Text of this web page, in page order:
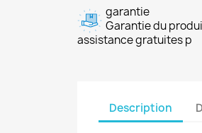
garantie
Garantie du
assistance gratuites p
Description